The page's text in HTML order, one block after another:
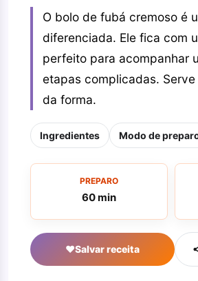
O bolo de fubá cremoso é
diferenciada. Ele fica com
perfeito para acompanhar
etapas complicadas.
da forma.
Ingredientes Modo de
PREPARO
60 min
♥Salvar receita